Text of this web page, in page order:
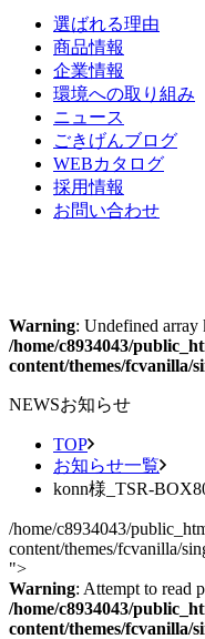
選ばれる理由
商品情報
企業情報
環境への取り組み
ニュース
ごきげんブログ
WEBカタログ
採用情報
お問い合わせ
Warning: Undefined array
/home/c8934043/
content/themes/fcvanilla/
NEWSお知らせ
TOP
お知らせ一覧
konn様_TSR-
/home/c8934043/
content/themes/fcvanilla/
">
Warning: Attempt to read
/home/c8934043/
content/themes/fcvanilla/